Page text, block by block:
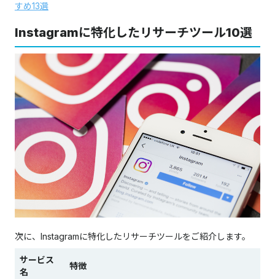
すめ13選
Instagramに特化したリサーチツール10選
次に、Instagramに特化したリサーチツールをご紹介します。
サービス
名
特徴